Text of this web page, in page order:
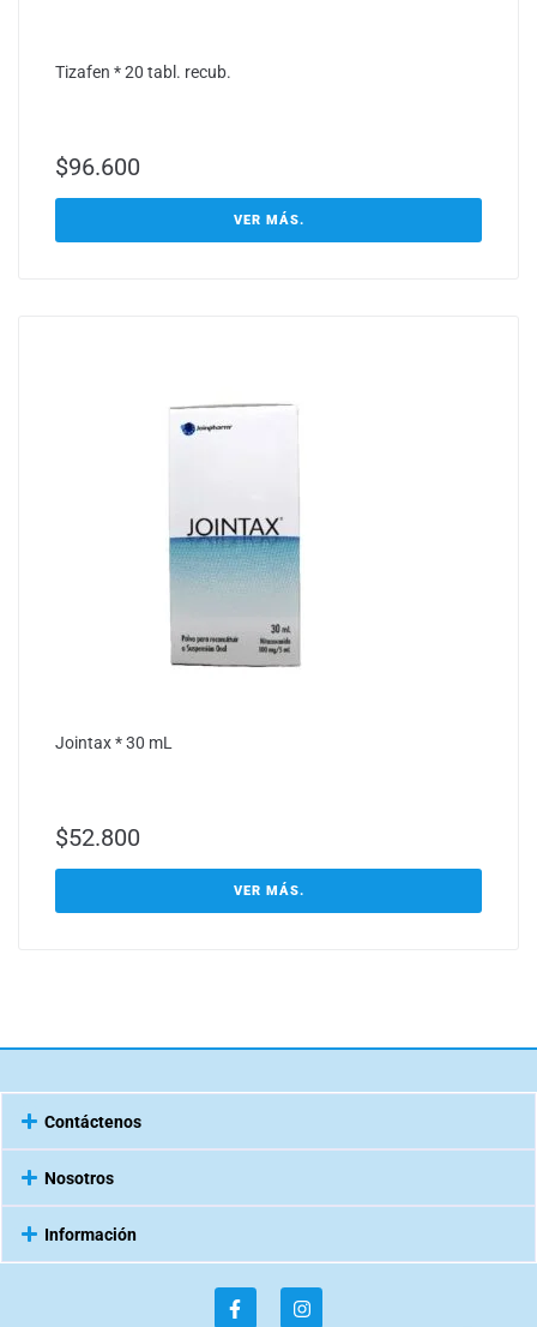
Tizafen * 20 tabl. recub.
$96.600
VER MÁS.
Jointax * 30 mL
$52.800
VER MÁS.
Contáctenos
Nosotros
Información